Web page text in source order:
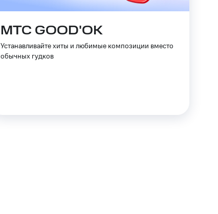
МТС GOOD'OK
Устанавливайте хиты и любимые композиции вместо
обычных гудков